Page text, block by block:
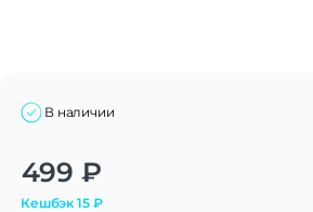
В наличии
499 ₽
Кешбэк15₽
Alternative: